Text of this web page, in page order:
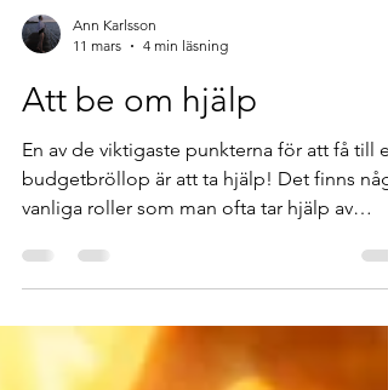
11 mars
4 min läsning
Att be om hjälp
En av de viktigaste punkterna för att få till
vanliga roller som man ofta tar hjälp av
vänner till, vilka jag listar nedan med vad de
man också kan ta hjälp med. Det första är
tänka igenom vilka i er vänskapskrets som